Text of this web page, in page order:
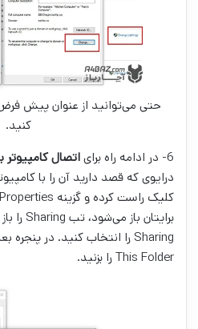
کنید.
6- در ادامه راه برای
اتصال کامپیوتر
درایوی که قصد دارید آن را با
This Folder را بزنید.